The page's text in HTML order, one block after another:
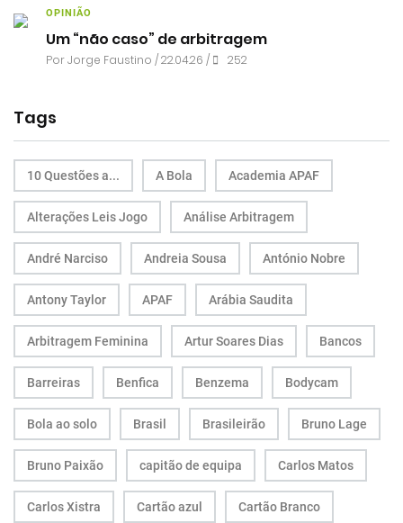
OPINIÃO
Um “não caso” de arbitragem
PorJorge Faustino / 22.04.26 / 252
Tags
10 Questões a... A Bola Academia APAF
Alterações Leis Jogo Análise Arbitragem
André Narciso Andreia Sousa António Nobre
Antony Taylor APAF Arábia Saudita
Arbitragem Feminina Artur Soares Dias Bancos
Barreiras Benfica Benzema Bodycam
Bola ao solo Brasil Brasileirão Bruno Lage
Bruno Paixão capitão de equipa Carlos Matos
Carlos Xistra Cartão azul Cartão Branco